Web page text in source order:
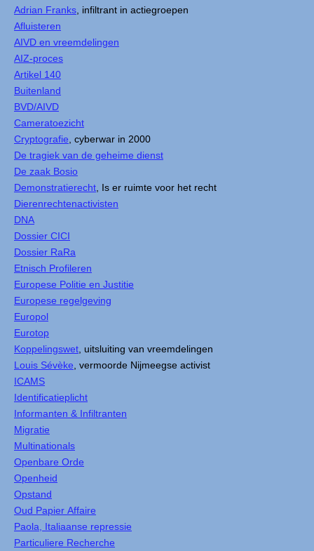
Adrian Franks , infiltrant in actiegroepen
Afluisteren
AIVD en vreemdelingen
AIZ-proces
Artikel 140
Buitenland
BVD/AIVD
Cameratoezicht
Cryptografie , cyberwar in 2000
De tragiek van de geheime dienst
De zaak Bosio
Demonstratierecht , Is er ruimte voor het recht
Dierenrechtenactivisten
DNA
Dossier CICI
Dossier RaRa
Etnisch Profileren
Europese Politie en Justitie
Europese regelgeving
Europol
Eurotop
Koppelingswet , uitsluiting van vreemdelingen
Louis Sévèke , vermoorde Nijmeegse activist
ICAMS
Identificatieplicht
Informanten & Infiltranten
Migratie
Multinationals
Openbare Orde
Openheid
Opstand
Oud Papier Affaire
Paola, Italiaanse repressie
Particuliere Recherche